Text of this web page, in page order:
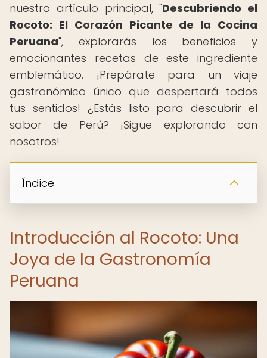
nuestro artículo principal, "Descubriendo el
Rocoto: El Corazón Picante de la Cocina
Peruana", explorarás los beneficios y
emocionantes recetas de este ingrediente
emblemático. ¡Prepárate para un viaje
gastronómico único que despertará todos
tus sentidos! ¿Estás listo para descubrir el
sabor de Perú? ¡Sigue explorando con
nosotros!
Índice
Introducción al Rocoto: Una
Joya de la Gastronomía
Peruana